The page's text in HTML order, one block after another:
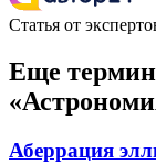
Статья от
Еще
Аберрация